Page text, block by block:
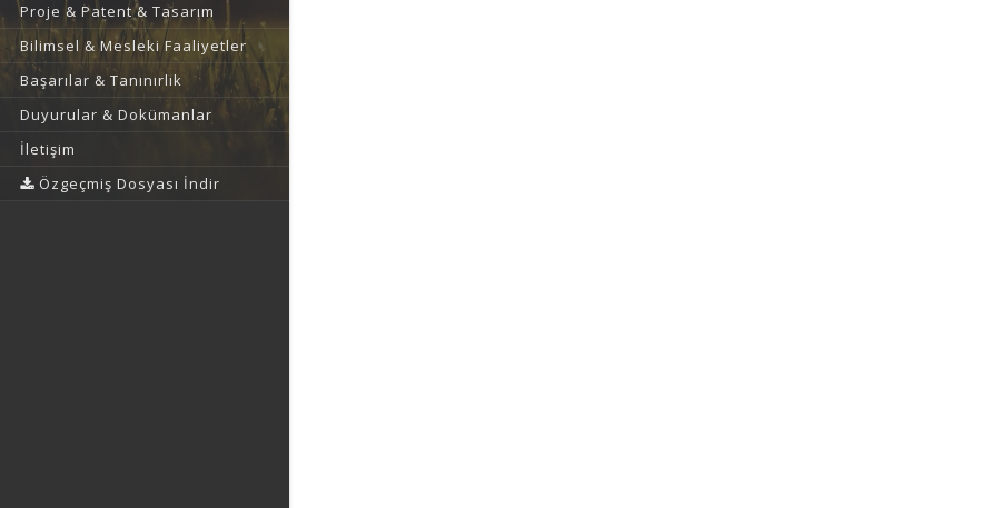
Proje & Patent & Tasarım
Bilimsel & Mesleki Faaliyetler
Başarılar & Tanınırlık
Duyurular & Dokümanlar
İletişim
Özgeçmiş Dosyası İndir